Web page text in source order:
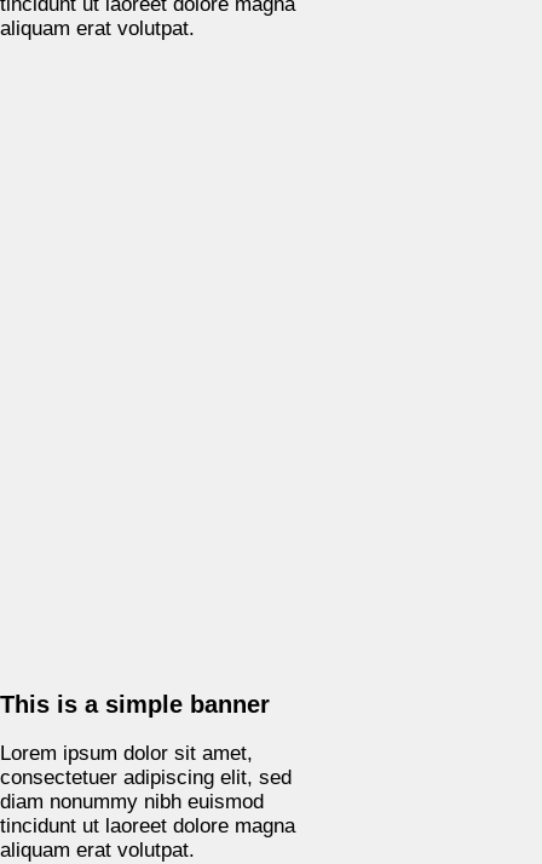
aliquam erat volutpat.
This is a simple banner
Lorem ipsum dolor sit amet,
consectetuer adipiscing elit, sed
diam nonummy nibh euismod
tincidunt ut laoreet dolore magna
aliquam erat volutpat.